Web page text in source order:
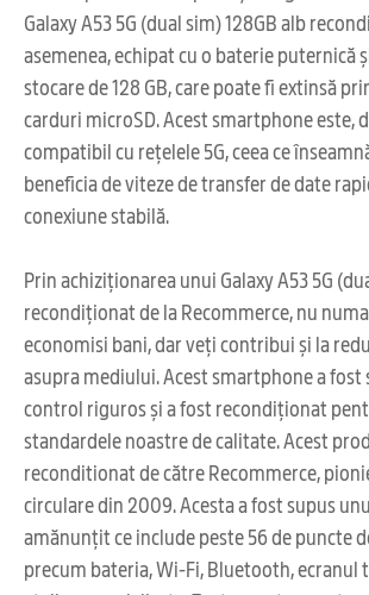
Galaxy A53 5G (dual sim) 128GB alb
asemenea, echipat cu o baterie puternică
stocare de 128 GB, care poate fi extinsă
carduri microSD. Acest smartphone este,
compatibil cu rețelele 5G, ceea ce
beneficia de viteze de transfer de date
conexiune stabilă.
Prin achiziționarea unui Galaxy A53 5G
recondiționat de la Recommerce, nu
economisi bani, dar veți contribui și la
asupra mediului. Acest smartphone a fost
control riguros și a fost recondiționat
standardele noastre de calitate. Acest
reconditionat de către Recommerce,
circulare din 2009. Acesta a fost supus
amănunțit ce include peste 56 de puncte
precum bateria, Wi-Fi, Bluetooth, ecranul